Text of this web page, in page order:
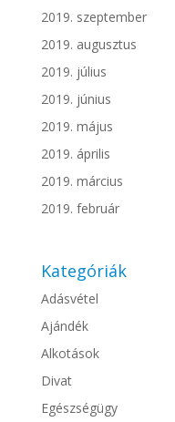
2019. szeptember
2019. augusztus
2019. július
2019. június
2019. május
2019. április
2019. március
2019. február
Kategóriák
Adásvétel
Ajándék
Alkotások
Divat
Egészségügy